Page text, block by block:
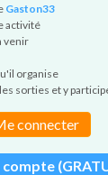
Gaston33
activité
venir
organise
sorties et y
connecter